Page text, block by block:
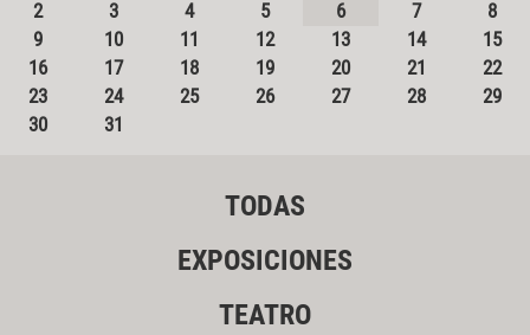
2
3 4 5 6 7
8
9
10 11 12 13 14
15
16
17 18 19 20 21
22
23
24 25 26 27 28
29
30
31
TODAS
EXPOSICIONES
TEATRO